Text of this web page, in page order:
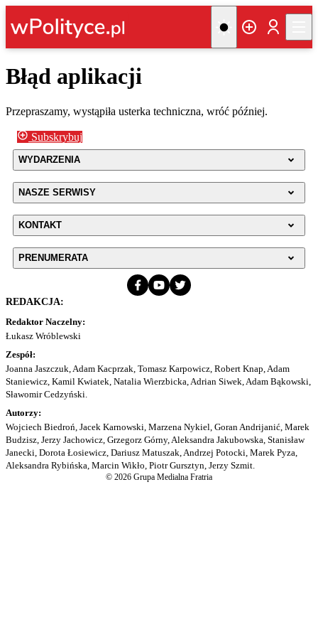
Błąd aplikacji
Przepraszamy, wystąpiła usterka techniczna, wróć później.
Subskrybuj
WYDARZENIA
NASZE SERWISY
KONTAKT
PRENUMERATA
REDAKCJA:
Redaktor Naczelny:
Łukasz Wróblewski
Zespół:
Joanna Jaszczuk, Adam Kacprzak, Tomasz Karpowicz, Robert Knap, Adam
Staniewicz, Kamil Kwiatek, Natalia Wierzbicka, Adrian Siwek, Adam Bąkowski,
Sławomir Cedzyński.
Autorzy:
Wojciech Biedroń, Jacek Karnowski, Marzena Nykiel, Goran Andrijanić, Marek
Budzisz, Jerzy Jachowicz, Grzegorz Górny, Aleksandra Jakubowska, Stanisław
Janecki, Dorota Łosiewicz, Dariusz Matuszak, Andrzej Potocki, Marek Pyza,
Aleksandra Rybińska, Marcin Wikło, Piotr Gursztyn, Jerzy Szmit.
© 2026 Grupa Medialna Fratria